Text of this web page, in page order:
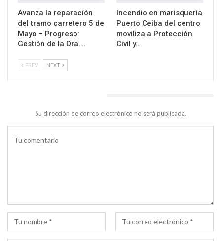
Avanza la reparación
del tramo carretero 5 de
Mayo – Progreso:
Gestión de la Dra.…
Incendio en marisquería
Puerto Ceiba del centro
moviliza a Protección
Civil y…
PREV NEXT
Su dirección de correo electrónico no será publicada.